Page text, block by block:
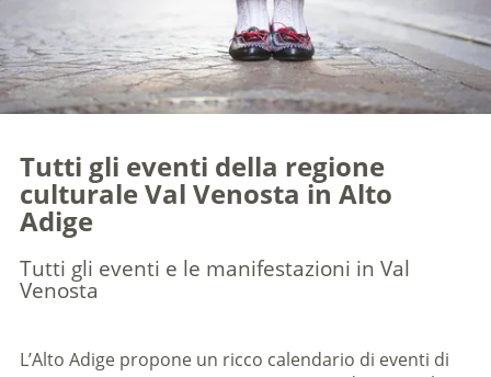
Tutti gli eventi della regione
culturale Val Venosta in Alto
Adige
Tutti gli eventi e le manifestazioni in Val
Venosta
L’Alto Adige propone un ricco calendario di eventi di